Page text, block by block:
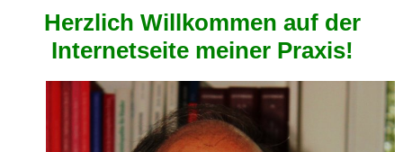
Herzlich Willkommen auf der
Internetseite meiner Praxis!